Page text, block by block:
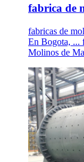
fabrica de
fabricas de
En Bogota, ...
Molinos de